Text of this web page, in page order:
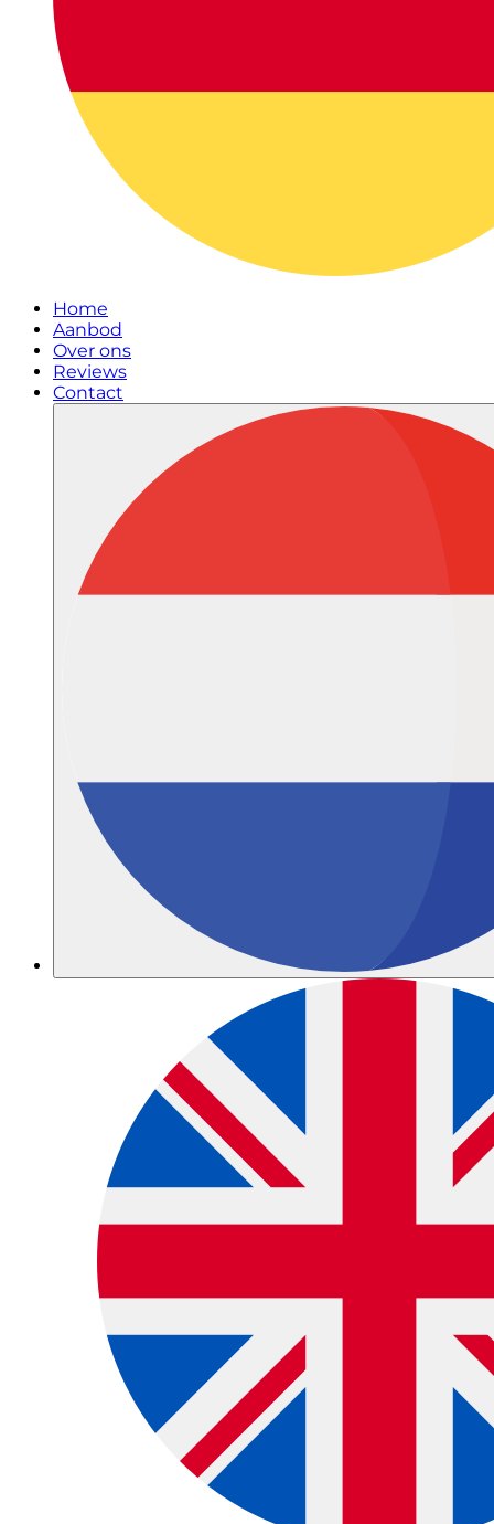
Home
Aanbod
Over ons
Reviews
Contact